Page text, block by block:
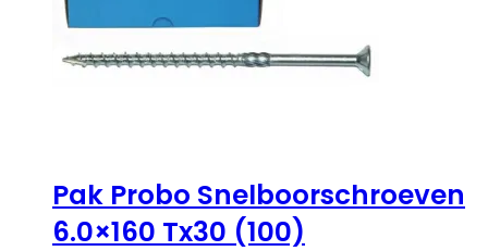
Pak Probo Snelboorschroeven
6.0×160 Tx30 (100)